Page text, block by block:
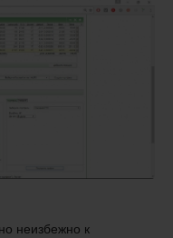
неизбежно к